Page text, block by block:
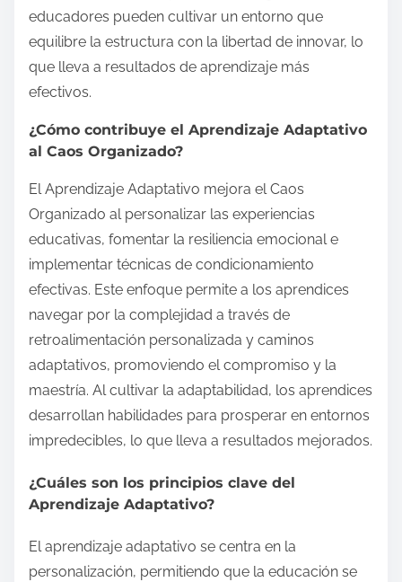
educadores pueden cultivar un entorno que
equilibre la estructura con la libertad de innovar, lo
que lleva a resultados de aprendizaje más
efectivos.
¿Cómo contribuye el Aprendizaje Adaptativo
al Caos Organizado?
El Aprendizaje Adaptativo mejora el Caos
Organizado al personalizar las experiencias
educativas, fomentar la resiliencia emocional e
implementar técnicas de condicionamiento
efectivas. Este enfoque permite a los aprendices
navegar por la complejidad a través de
retroalimentación personalizada y caminos
adaptativos, promoviendo el compromiso y la
maestría. Al cultivar la adaptabilidad, los aprendices
desarrollan habilidades para prosperar en entornos
impredecibles, lo que lleva a resultados mejorados.
¿Cuáles son los principios clave del
Aprendizaje Adaptativo?
El aprendizaje adaptativo se centra en la
personalización, permitiendo que la educación se